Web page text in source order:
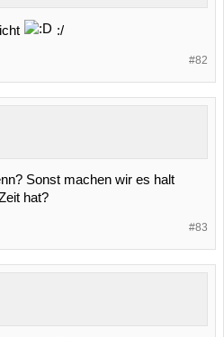
:/
#82
Sonst machen wir es halt
hat?
#83